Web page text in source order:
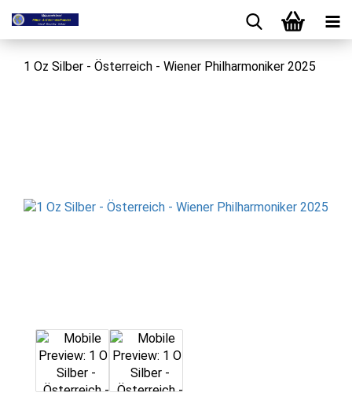
1 Oz Silber - Österreich - Wiener Philharmoniker 2025